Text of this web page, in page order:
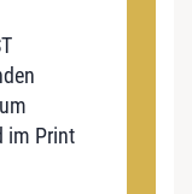
im Print